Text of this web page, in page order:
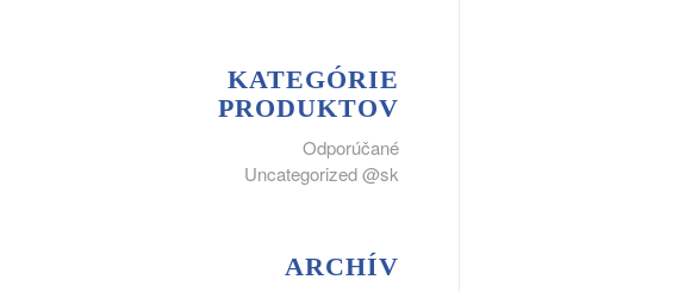
KATEGÓRIE
PRODUKTOV
Odporúčané
Uncategorized @sk
ARCHÍV